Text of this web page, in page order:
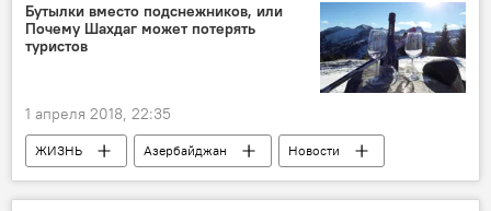
Бутылки вместо подснежников, или
Почему Шахдаг может потерять
туристов
1 апреля 2018, 22:35
ЖИЗНЬ Азербайджан
Новости
Экономика